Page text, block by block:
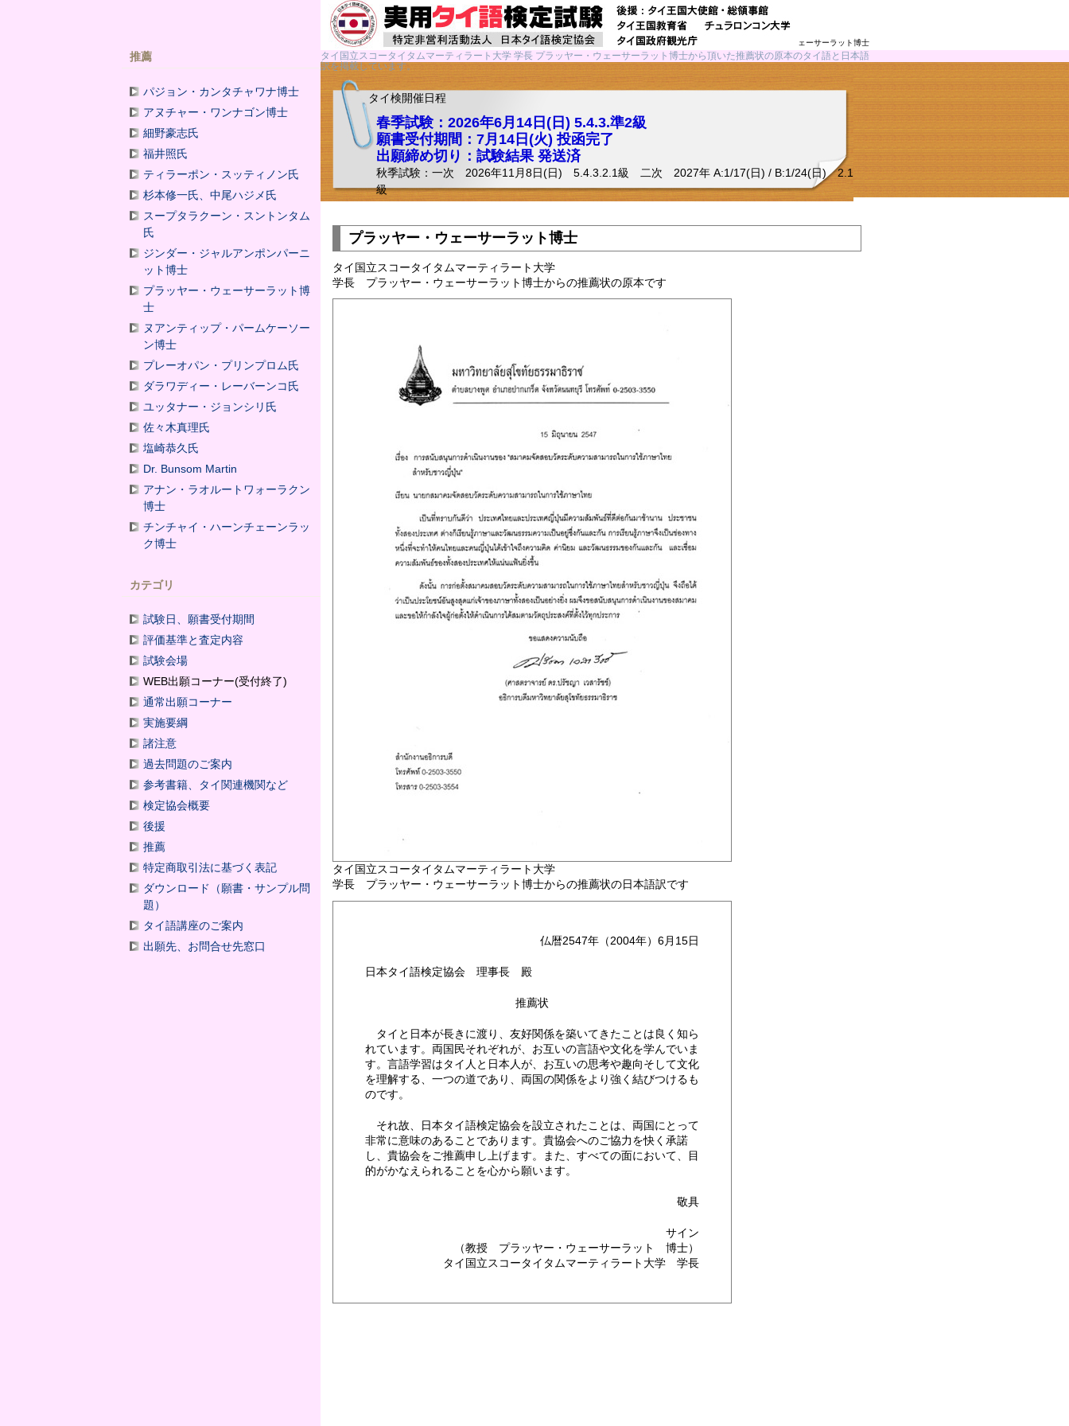
プラッヤー・ウェーサーラット博士
タイ国立スコータイタムマーティラート大学 学長 プラッヤー・ウェーサーラット博士から頂いた推薦状の原本のタイ語と日本語
訳を掲載しています。
タイ検開催日程
春季試験：2026年6月14日(日) 5.4.3.準2級
願書受付期間：7月14日(火) 投函完了
出願締め切り：試験結果 発送済
秋季試験：一次 2026年11月8日(日) 5.4.3.2.1級 二次 2027年 A:1/17(日) / B:1/24(日) 2.1
級
プラッヤー・ウェーサーラット博士
タイ国立スコータイタムマーティラート大学
学長 プラッヤー・ウェーサーラット博士からの推薦状の原本です
タイ国立スコータイタムマーティラート大学
学長 プラッヤー・ウェーサーラット博士からの推薦状の日本語訳です
仏暦2547年（2004年）6月15日
日本タイ語検定協会 理事長 殿
推薦状
タイと日本が長きに渡り、友好関係を築いてきたことは良く知ら
れています。両国民それぞれが、お互いの言語や文化を学んでいま
す。言語学習はタイ人と日本人が、お互いの思考や趣向そして文化
を理解する、一つの道であり、両国の関係をより強く結びつけるも
のです。
それ故、日本タイ語検定協会を設立されたことは、両国にとって
非常に意味のあることであります。貴協会へのご協力を快く承諾
し、貴協会をご推薦申し上げます。また、すべての面において、目
的がかなえられることを心から願います。
敬具
サイン
（教授 プラッヤー・ウェーサーラット 博士）
タイ国立スコータイタムマーティラート大学 学長
推薦
パジョン・カンタチャワナ博士
アヌチャー・ワンナゴン博士
細野豪志氏
福井照氏
ティラーポン・スッティノン氏
杉本修一氏、中尾ハジメ氏
スープタラクーン・スントンタム
氏
ジンダー・ジャルアンポンパーニ
ット博士
プラッヤー・ウェーサーラット博
士
ヌアンティップ・パームケーソー
ン博士
プレーオパン・プリンプロム氏
ダラワディー・レーバーンコ氏
ユッタナー・ジョンシリ氏
佐々木真理氏
塩崎恭久氏
Dr. Bunsom Martin
アナン・ラオルートワォーラクン
博士
チンチャイ・ハーンチェーンラッ
ク博士
カテゴリ
試験日、願書受付期間
評価基準と査定内容
試験会場
WEB出願コーナー(受付終了)
通常出願コーナー
実施要綱
諸注意
過去問題のご案内
参考書籍、タイ関連機関など
検定協会概要
後援
推薦
特定商取引法に基づく表記
ダウンロード（願書・サンプル問
題）
タイ語講座のご案内
出願先、お問合せ先窓口